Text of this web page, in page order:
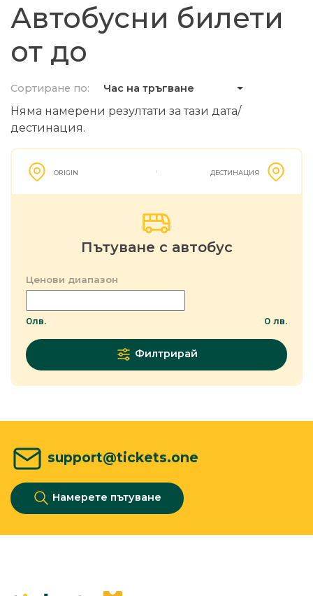
Автобусни билети
от до
Сортиране по: Час на тръгване
Няма намерени резултати за тази дата/
дестинация.
ORIGIN ДЕСТИНАЦИЯ
Пътуване с автобус
Ценови диапазон
0лв. 0 лв.
Филтрирай
support@tickets.one
Намерете пътуване